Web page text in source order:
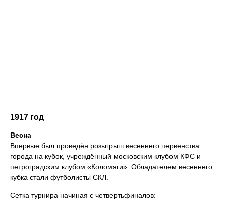
1917 год
Весна
Впервые был проведён розыгрыш весеннего первенства
города на кубок, учреждённый московским клубом КФС и
петроградским клубом «Коломяги». Обладателем весеннего
кубка стали футболисты СКЛ.
Сетка турнира начиная с четвертьфиналов: